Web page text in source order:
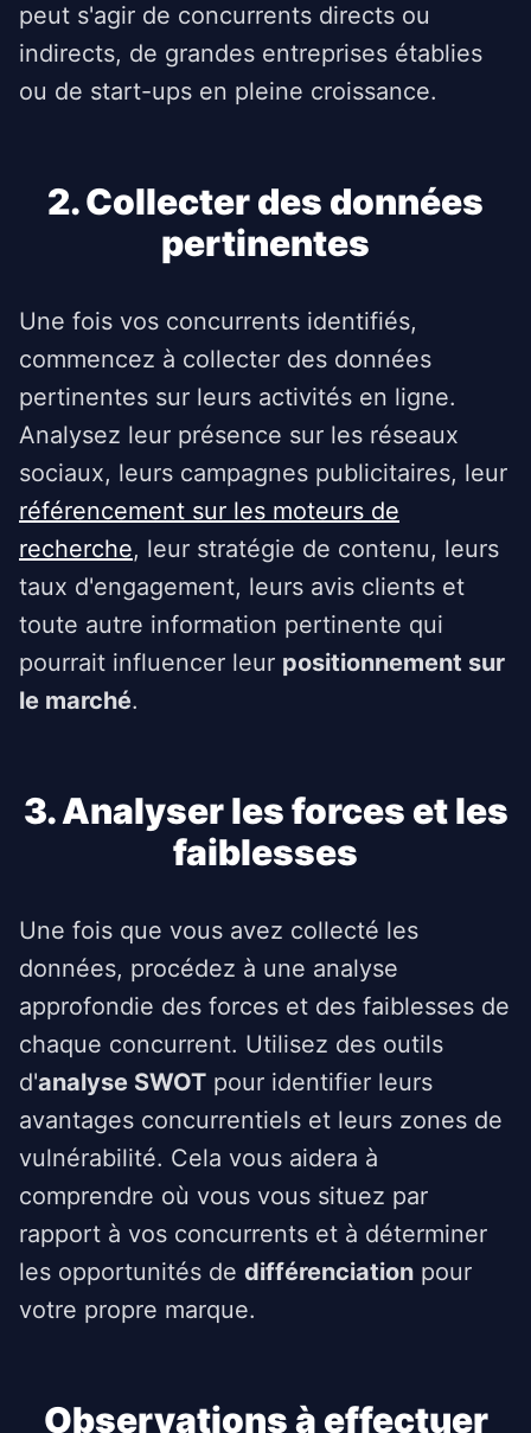
peut s'agir de concurrents directs ou
indirects, de grandes entreprises établies
ou de start-ups en pleine croissance.
2. Collecter des données
pertinentes
Une fois vos concurrents identifiés,
commencez à collecter des données
pertinentes sur leurs activités en ligne.
Analysez leur présence sur les réseaux
sociaux, leurs campagnes publicitaires, leur
référencement sur les moteurs de
recherche, leur stratégie de contenu, leurs
taux d'engagement, leurs avis clients et
toute autre information pertinente qui
pourrait influencer leur positionnement sur
le marché.
3. Analyser les forces et les
faiblesses
Une fois que vous avez collecté les
données, procédez à une analyse
approfondie des forces et des faiblesses de
chaque concurrent. Utilisez des outils
d'analyse SWOT pour identifier leurs
avantages concurrentiels et leurs zones de
vulnérabilité. Cela vous aidera à
comprendre où vous vous situez par
rapport à vos concurrents et à déterminer
les opportunités de différenciation pour
votre propre marque.
Observations à effectuer